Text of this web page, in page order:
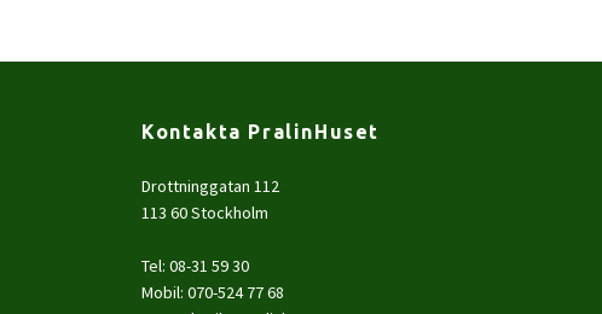
Kontakta PralinHuset
Drottninggatan 112
113 60 Stockholm
Tel: 08-31 59 30
Mobil: 070-524 77 68